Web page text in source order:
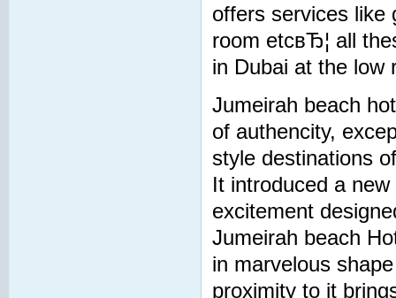
offers services like
room etcвЂ¦ all
in Dubai at the low
Jumeirah beach
of authencity,
style destinations
It introduced a
excitement
Jumeirah beach
in marvelous
proximity to it